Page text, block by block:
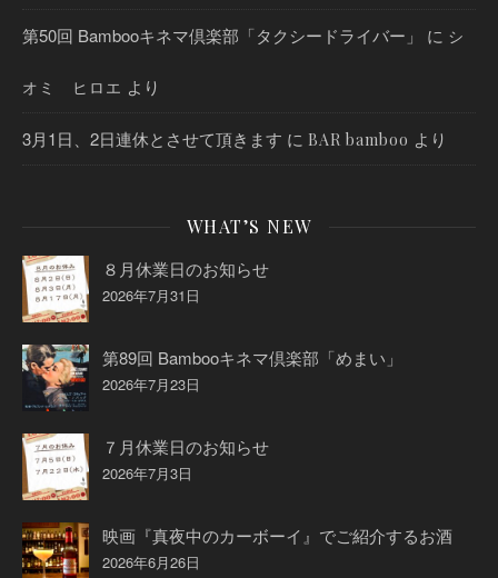
第50回 Bambooキネマ倶楽部「タクシードライバー」 に シ
オミ ヒロエ より
3月1日、2日連休とさせて頂きます に BAR bamboo より
WHAT’S NEW
８月休業日のお知らせ
2026年7月31日
第89回 Bambooキネマ倶楽部「めまい」
2026年7月23日
７月休業日のお知らせ
2026年7月3日
映画『真夜中のカーボーイ』でご紹介するお酒
2026年6月26日